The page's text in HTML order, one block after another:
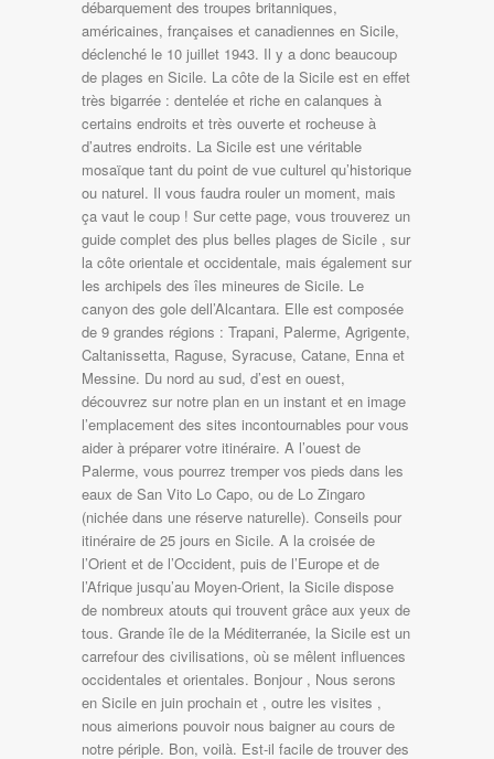
débarquement des troupes britanniques,
américaines, françaises et canadiennes en Sicile,
déclenché le 10 juillet 1943. Il y a donc beaucoup
de plages en Sicile. La côte de la Sicile est en effet
très bigarrée : dentelée et riche en calanques à
certains endroits et très ouverte et rocheuse à
d’autres endroits. La Sicile est une véritable
mosaïque tant du point de vue culturel qu’historique
ou naturel. Il vous faudra rouler un moment, mais
ça vaut le coup ! Sur cette page, vous trouverez un
guide complet des plus belles plages de Sicile , sur
la côte orientale et occidentale, mais également sur
les archipels des îles mineures de Sicile. Le
canyon des gole dell’Alcantara. Elle est composée
de 9 grandes régions : Trapani, Palerme, Agrigente,
Caltanissetta, Raguse, Syracuse, Catane, Enna et
Messine. Du nord au sud, d’est en ouest,
découvrez sur notre plan en un instant et en image
l’emplacement des sites incontournables pour vous
aider à préparer votre itinéraire. A l’ouest de
Palerme, vous pourrez tremper vos pieds dans les
eaux de San Vito Lo Capo, ou de Lo Zingaro
(nichée dans une réserve naturelle). Conseils pour
itinéraire de 25 jours en Sicile. A la croisée de
l’Orient et de l’Occident, puis de l’Europe et de
l’Afrique jusqu’au Moyen-Orient, la Sicile dispose
de nombreux atouts qui trouvent grâce aux yeux de
tous. Grande île de la Méditerranée, la Sicile est un
carrefour des civilisations, où se mêlent influences
occidentales et orientales. Bonjour , Nous serons
en Sicile en juin prochain et , outre les visites ,
nous aimerions pouvoir nous baigner au cours de
notre périple. Bon, voilà. Est-il facile de trouver des